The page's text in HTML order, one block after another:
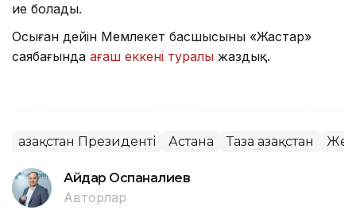
ие болады.
Осыған дейін Мемлекет басшысының «Жастар»
саябағында ағаш еккені туралы жаздық.
Қазақстан Президенті Астана Таза Қазақстан
Айдар Оспаналиев
Авторлар